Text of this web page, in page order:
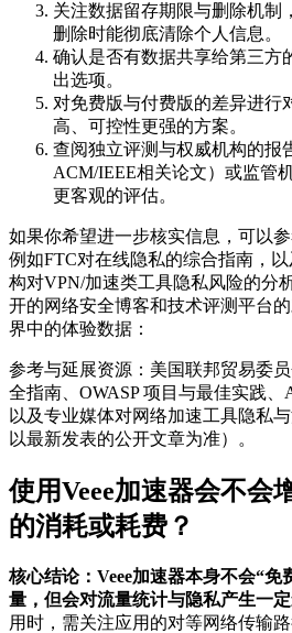
关注数据留存期限与删除机制
删除时能彻底清除个人信息。
确认是否有数据共享给第三方
出选项。
对免费版与付费版的差异进行
高、可控性更强的方案。
查阅独立评测与权威机构的报
ACM/IEEE相关论文）或监管
更客观的评估。
如果你希望进一步核实信息，可以
例如FTC对在线隐私的综合指南，
构对VPN/加速类工具隐私风险的分
开的网络安全博客和技术评测平台
界中的体验数据：
参考与延展资源：美国联邦贸易委
全指南、OWASP 项目与最佳实践、
以及专业媒体对网络加速工具隐私
以最新发表的公开文章为准）。
使用Veee加速器会不会
的消耗或耗费？
核心结论：Veee加速器本身不会“
量，但会对流量统计与隐私产生一定
用时，需关注应用的对等网络传输